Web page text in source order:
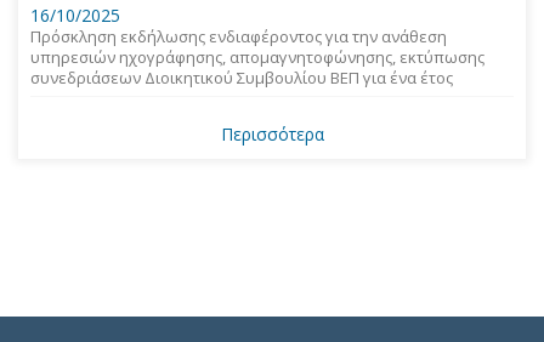
16/10/2025
Πρόσκληση εκδήλωσης ενδιαφέροντος για την ανάθεση
υπηρεσιών ηχογράφησης, απομαγνητοφώνησης, εκτύπωσης
συνεδριάσεων Διοικητικού Συμβουλίου ΒΕΠ για ένα έτος
Περισσότερα